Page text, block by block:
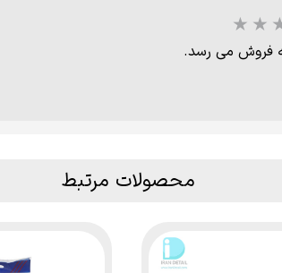
فروش می رسد.
محصولات مرتبط